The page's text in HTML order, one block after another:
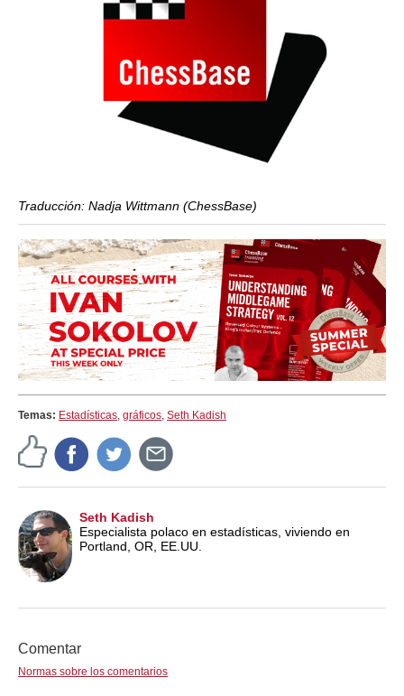
Traducción: Nadja Wittmann (ChessBase)
Temas: Estadísticas, gráficos, Seth Kadish
Seth Kadish
Especialista polaco en estadísticas, viviendo en
Portland, OR, EE.UU.
Comentar
Normas sobre los comentarios